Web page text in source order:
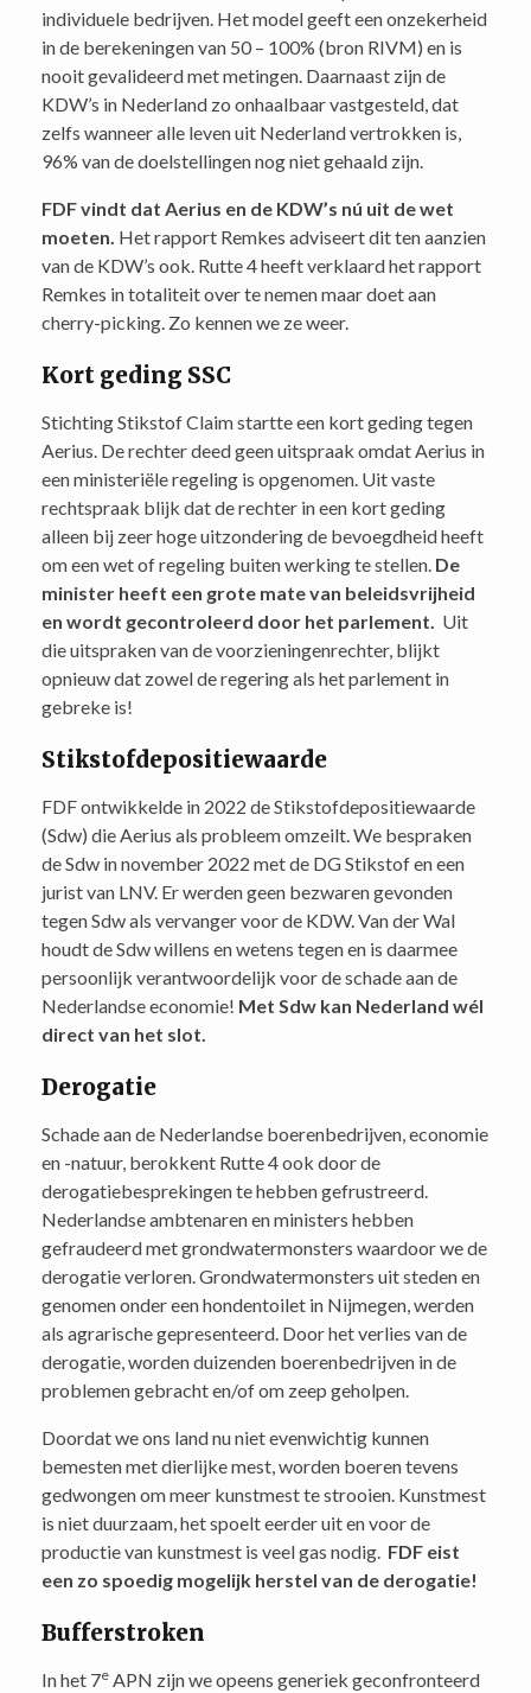
individuele bedrijven. Het model geeft een onzekerheid
in de berekeningen van 50 – 100% (bron RIVM) en is
nooit gevalideerd met metingen. Daarnaast zijn de
KDW’s in Nederland zo onhaalbaar vastgesteld, dat
zelfs wanneer alle leven uit Nederland vertrokken is,
96% van de doelstellingen nog niet gehaald zijn.
FDF vindt dat Aerius en de KDW’s nú uit de wet
moeten. Het rapport Remkes adviseert dit ten aanzien
van de KDW’s ook. Rutte 4 heeft verklaard het rapport
Remkes in totaliteit over te nemen maar doet aan
cherry-picking. Zo kennen we ze weer.
Kort geding SSC
Stichting Stikstof Claim startte een kort geding tegen
Aerius. De rechter deed geen uitspraak omdat Aerius in
een ministeriële regeling is opgenomen. Uit vaste
rechtspraak blijk dat de rechter in een kort geding
alleen bij zeer hoge uitzondering de bevoegdheid heeft
om een wet of regeling buiten werking te stellen. De
minister heeft een grote mate van beleidsvrijheid
en wordt gecontroleerd door het parlement. Uit
die uitspraken van de voorzieningenrechter, blijkt
opnieuw dat zowel de regering als het parlement in
gebreke is!
Stikstofdepositiewaarde
FDF ontwikkelde in 2022 de Stikstofdepositiewaarde
(Sdw) die Aerius als probleem omzeilt. We bespraken
de Sdw in november 2022 met de DG Stikstof en een
jurist van LNV. Er werden geen bezwaren gevonden
tegen Sdw als vervanger voor de KDW. Van der Wal
houdt de Sdw willens en wetens tegen en is daarmee
persoonlijk verantwoordelijk voor de schade aan de
Nederlandse economie! Met Sdw kan Nederland wél
direct van het slot.
Derogatie
Schade aan de Nederlandse boerenbedrijven, economie
en -natuur, berokkent Rutte 4 ook door de
derogatiebesprekingen te hebben gefrustreerd.
Nederlandse ambtenaren en ministers hebben
gefraudeerd met grondwatermonsters waardoor we de
derogatie verloren. Grondwatermonsters uit steden en
genomen onder een hondentoilet in Nijmegen, werden
als agrarische gepresenteerd. Door het verlies van de
derogatie, worden duizenden boerenbedrijven in de
problemen gebracht en/of om zeep geholpen.
Doordat we ons land nu niet evenwichtig kunnen
bemesten met dierlijke mest, worden boeren tevens
gedwongen om meer kunstmest te strooien. Kunstmest
is niet duurzaam, het spoelt eerder uit en voor de
productie van kunstmest is veel gas nodig. FDF eist
een zo spoedig mogelijk herstel van de derogatie!
Bufferstroken
In het 7e APN zijn we opeens generiek geconfronteerd